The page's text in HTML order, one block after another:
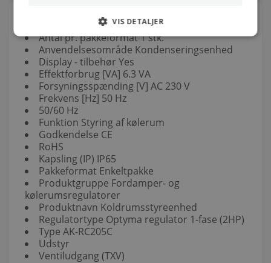
Om produktet
Antal pr. pakkeformat 1 stk.
Anvendelsesområde Kondenseringsenhed
Display - tilbehør Yes
Effektforbrug [VA] 6.3 VA
Forsyningsspænding [V] AC 230 V
Frekvens [Hz] 50 Hz
50/60 Hz
Funktion Styring af kølerum
Godkendelse CE
RoHS
Kapsling (IP) IP65
Pakkeformat Enkeltpakke
Produktgruppe Fordamper- og
kølerumsregulatorer
Produktnavn Koldrumsstyreenhed
Regulatortype Optyma regulator 1-fase (2HP)
Type AK-RC205C
Udstyr
Ventiludgang (TXV)
VIS DETALJER